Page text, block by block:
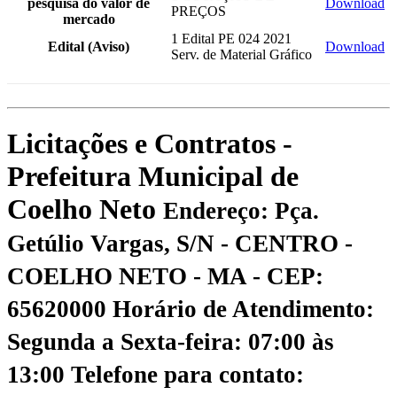
mercado
PREÇOS
Edital (Aviso)
1 Edital PE 024 2021
Serv. de Material Gráfico
Download
Licitações e Contratos -
Prefeitura Municipal de
Coelho Neto Endereço: Pça.
Getúlio Vargas, S/N - CENTRO -
COELHO NETO - MA - CEP:
65620000 Horário de Atendimento:
Segunda a Sexta-feira: 07:00 às
13:00 Telefone para contato: